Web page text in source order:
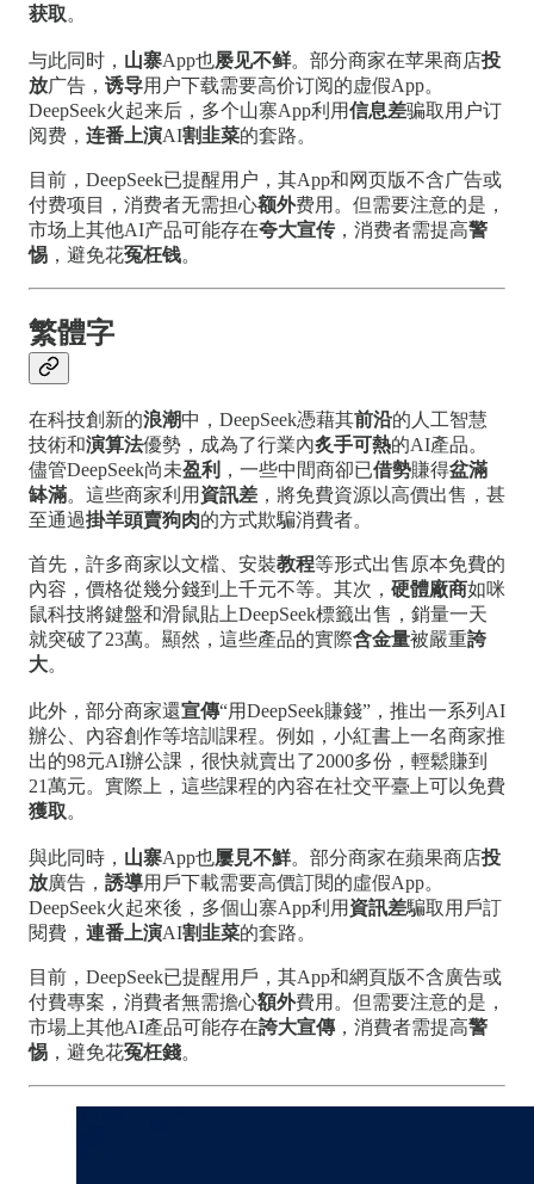
获取。
与此同时， 山寨App也屡见不鲜。部分商家在苹果商店投
放广告， 诱导用户下载需要高价订阅的虚假App。
DeepSeek火起来后，多个山寨App利用信息差骗取用户订
阅费， 连番上演AI割韭菜的套路。
目前，DeepSeek已提醒用户，其App和网页版不含广告或
付费项目，消费者无需担心额外费用。但需要注意的是，
市场上其他AI产品可能存在夸大宣传，消费者需提高警
惕 ，避免花冤枉钱。
繁體字
在科技創新的浪潮中，DeepSeek憑藉其前沿的人工智慧
技術和演算法優勢，成為了行業內炙手可熱的AI產品。
儘管DeepSeek尚未盈利 ，一些中間商卻已借勢賺得盆滿
缽滿。這些商家利用 資訊差 ，將免費資源以高價出售，甚
至通過掛羊頭賣狗肉的方式欺騙消費者。
首先，許多商家以文檔、安裝教程等形式出售原本免費的
內容，價格從幾分錢到上千元不等。其次， 硬體廠商如咪
鼠科技將鍵盤和滑鼠貼上DeepSeek標籤出售，銷量一天
就突破了23萬。顯然，這些產品的實際含金量被嚴重誇
大。
此外，部分商家還宣傳“用DeepSeek賺錢”，推出一系列AI
辦公、內容創作等培訓課程。例如，小紅書上一名商家推
出的98元AI辦公課，很快就賣出了2000多份，輕鬆賺到
21萬元。實際上，這些課程的內容在社交平臺上可以免費
獲取。
與此同時， 山寨App也屢見不鮮。部分商家在蘋果商店投
放廣告， 誘導用戶下載需要高價訂閱的虛假App。
DeepSeek火起來後，多個山寨App利用 資訊差騙取用戶訂
閱費， 連番上演AI割韭菜的套路。
目前，DeepSeek已提醒用戶，其App和網頁版不含廣告或
付費專案，消費者無需擔心額外費用。但需要注意的是，
市場上其他AI產品可能存在誇大宣傳，消費者需提高警
惕 ，避免花冤枉錢。